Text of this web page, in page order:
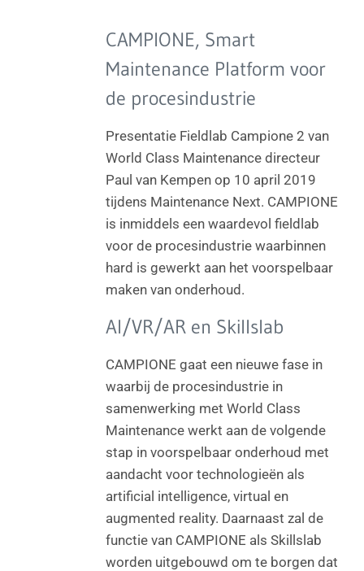
CAMPIONE, Smart
Maintenance Platform voor
de procesindustrie
Presentatie Fieldlab Campione 2 van
World Class Maintenance directeur
Paul van Kempen op 10 april 2019
tijdens Maintenance Next. CAMPIONE
is inmiddels een waardevol fieldlab
voor de procesindustrie waarbinnen
hard is gewerkt aan het voorspelbaar
maken van onderhoud.
AI/VR/AR en Skillslab
CAMPIONE gaat een nieuwe fase in
waarbij de procesindustrie in
samenwerking met World Class
Maintenance werkt aan de volgende
stap in voorspelbaar onderhoud met
aandacht voor technologieën als
artificial intelligence, virtual en
augmented reality. Daarnaast zal de
functie van CAMPIONE als Skillslab
worden uitgebouwd om te borgen dat